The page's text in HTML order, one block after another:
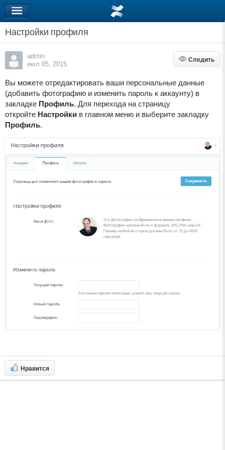
Настройки профиля
admin
июл 05, 2015
Следить
Следить
Вы можете отредактировать ваши персональные данные
(добавить фотографию и изменить пароль к аккаунту) в
закладке Профиль. Для перехода на страницу
откройте Настройкив главном меню и выберите закладку
Профиль.
Нравится